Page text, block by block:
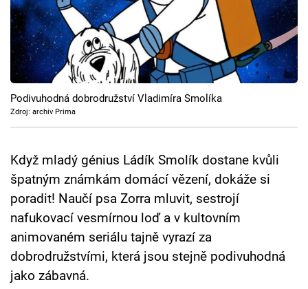
Cool Esport
Pořady
TV Program
Přihlášení
Sledujte nás
Podivuhodná dobrodružství Vladimíra Smolíka
Zdroj: archiv Prima
Když mladý génius Ládík Smolík dostane kvůli
špatným známkám domácí vězení, dokáže si
poradit! Naučí psa Zorra mluvit, sestrojí
nafukovací vesmírnou loď a v kultovním
animovaném seriálu tajně vyrazí za
dobrodružstvími, která jsou stejně podivuhodná
jako zábavná.